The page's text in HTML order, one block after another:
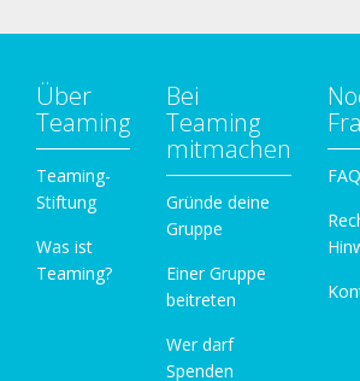
Über
Teaming
Teaming-
Stiftung
Was ist
Teaming?
Bei
Teaming
mitmachen
Gründe deine
Gruppe
Einer Gruppe
beitreten
Wer darf
Spenden